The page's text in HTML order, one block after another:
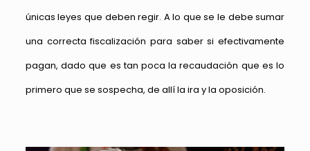
únicas leyes que deben regir. A lo que se le debe sumar
una correcta fiscalización para saber si efectivamente
pagan, dado que es tan poca la recaudación que es lo
primero que se sospecha, de allí la ira y la oposición.